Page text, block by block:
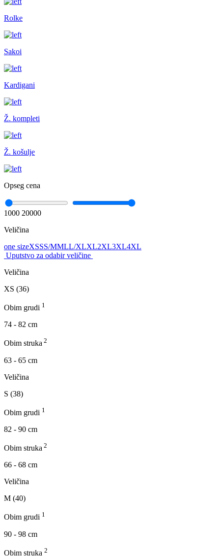
Rolke
Sakoi
Kardigani
Ž. kompleti
Ž. košulje
Opseg cena
1000 20000
Veličina
one sizeXSSS/MMLL/XLXL2XL3XL4XL
Uputstvo za odabir veličine
Veličina
XS (36)
Obim grudi 1
74 - 82 cm
Obim struka 2
63 - 65 cm
Veličina
S (38)
Obim grudi 1
82 - 90 cm
Obim struka 2
66 - 68 cm
Veličina
M (40)
Obim grudi 1
90 - 98 cm
Obim struka 2